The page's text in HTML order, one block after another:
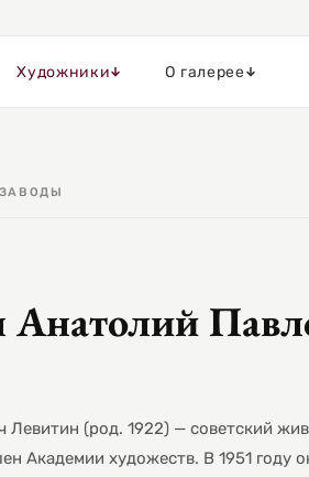
Художники О галерее
Анатолий
Левитин (род. 1922) — советский
Академии художеств. В 1951